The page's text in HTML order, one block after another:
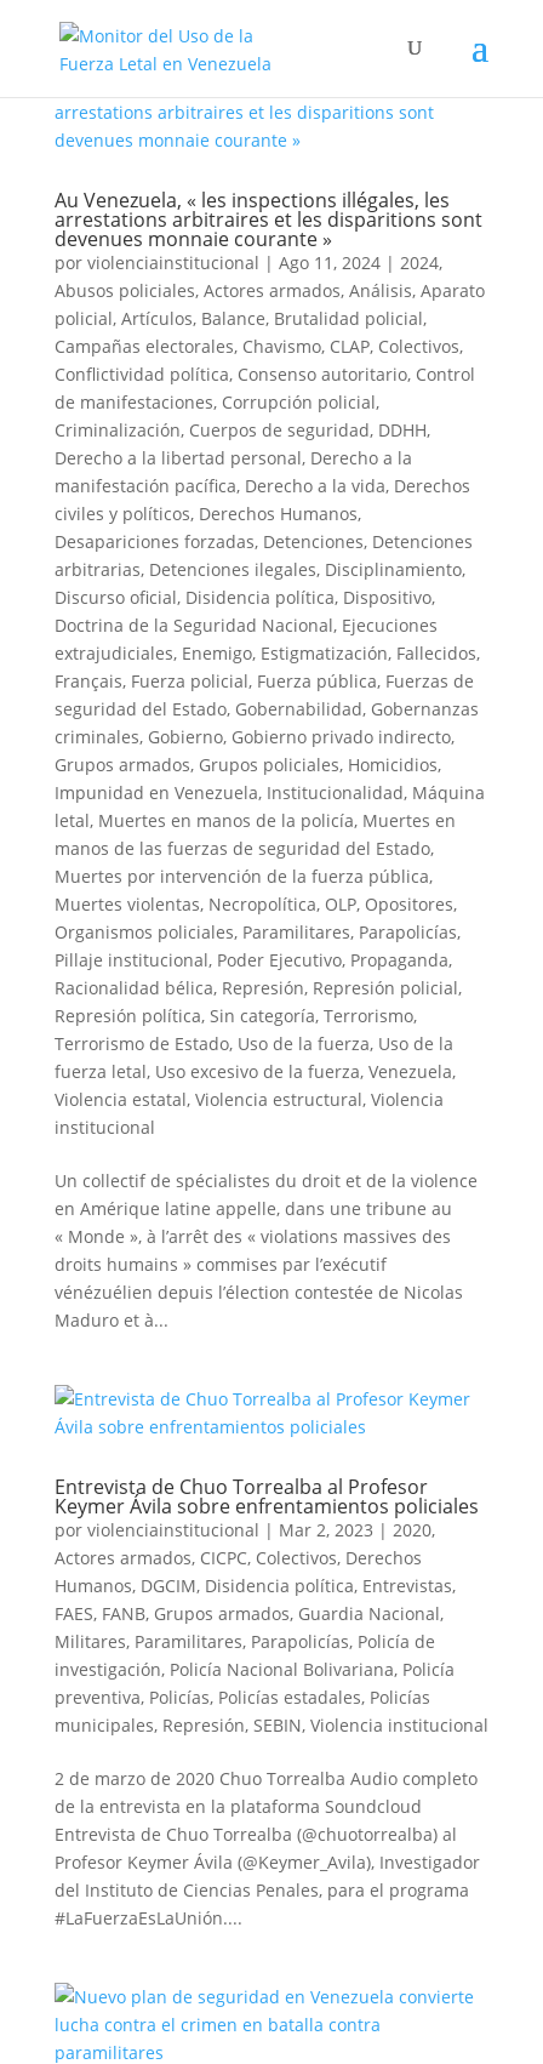
Au Venezuela, « les inspections illégales, les
arrestations arbitraires et les disparitions sont
devenues monnaie courante »
por violenciainstitucional | Ago 11, 2024| 2024,
Abusos policiales, Actores armados, Análisis, Aparato
policial, Artículos, Balance, Brutalidad policial,
Campañas electorales, Chavismo, CLAP, Colectivos,
Conflictividad política, Consenso autoritario, Control
de manifestaciones, Corrupción policial,
Criminalización, Cuerpos de seguridad, DDHH,
Derecho a la libertad personal, Derecho a la
manifestación pacífica, Derecho a la vida, Derechos
civiles y políticos, Derechos Humanos,
Desapariciones forzadas, Detenciones, Detenciones
arbitrarias, Detenciones ilegales, Disciplinamiento,
Discurso oficial, Disidencia política, Dispositivo,
Doctrina de la Seguridad Nacional, Ejecuciones
extrajudiciales, Enemigo, Estigmatización, Fallecidos,
Français, Fuerza policial, Fuerza pública, Fuerzas de
seguridad del Estado, Gobernabilidad, Gobernanzas
criminales, Gobierno, Gobierno privado indirecto,
Grupos armados, Grupos policiales, Homicidios,
Impunidad en Venezuela, Institucionalidad, Máquina
letal, Muertes en manos de la policía, Muertes en
manos de las fuerzas de seguridad del Estado,
Muertes por intervención de la fuerza pública,
Muertes violentas, Necropolítica, OLP, Opositores,
Organismos policiales, Paramilitares, Parapolicías,
Pillaje institucional, Poder Ejecutivo, Propaganda,
Racionalidad bélica, Represión, Represión policial,
Represión política, Sin categoría, Terrorismo,
Terrorismo de Estado, Uso de la fuerza, Uso de la
fuerza letal, Uso excesivo de la fuerza, Venezuela,
Violencia estatal, Violencia estructural, Violencia
institucional
Un collectif de spécialistes du droit et de la violence
en Amérique latine appelle, dans une tribune au
« Monde », à l’arrêt des « violations massives des
droits humains » commises par l’exécutif
vénézuélien depuis l’élection contestée de Nicolas
Maduro et à...
Entrevista de Chuo Torrealba al Profesor
Keymer Ávila sobre enfrentamientos policiales
por violenciainstitucional | Mar 2, 2023 | 2020,
Actores armados, CICPC, Colectivos, Derechos
Humanos, DGCIM, Disidencia política, Entrevistas,
FAES, FANB, Grupos armados, Guardia Nacional,
Militares, Paramilitares, Parapolicías, Policía de
investigación, Policía Nacional Bolivariana, Policía
preventiva, Policías, Policías estadales, Policías
municipales, Represión, SEBIN, Violencia institucional
2 de marzo de 2020 Chuo Torrealba Audio completo
de la entrevista en la plataforma Soundcloud
Entrevista de Chuo Torrealba (@chuotorrealba) al
Profesor Keymer Ávila (@Keymer_Avila), Investigador
del Instituto de Ciencias Penales, para el programa
#LaFuerzaEsLaUnión....